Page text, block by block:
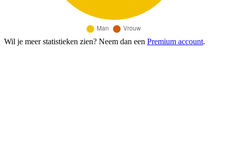
Wil je meer statistieken zien? Neem dan een Premium account.